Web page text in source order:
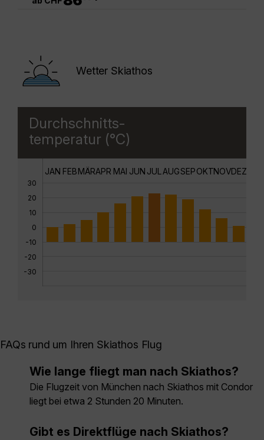
Wetter Skiathos
Durchschnitts-
temperatur (°C)
30
20
10
0
-10
-20
-30
JAN FEBMÄRAPR MAI JUN JUL AUGSEPOKTNOVDEZ
FAQs rund um Ihren Skiathos Flug
Wie lange fliegt man nach Skiathos?
Die Flugzeit von München nach Skiathos mit Condor
liegt bei etwa 2 Stunden 20 Minuten.
Gibt es Direktflüge nach Skiathos?